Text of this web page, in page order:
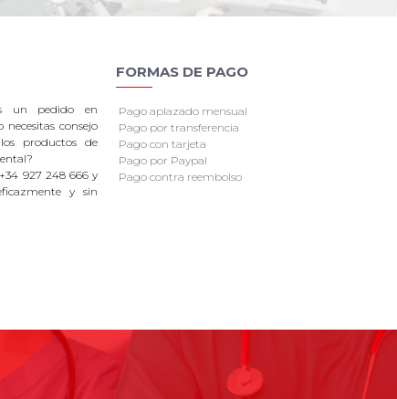
un pedido en
necesitas consejo
productos de
927 248 666 y
y sin
FORMAS DE PAGO
Pago aplazado mensual
Pago por transferencia
Pago con tarjeta
Pago por Paypal
Pago contra reembolso